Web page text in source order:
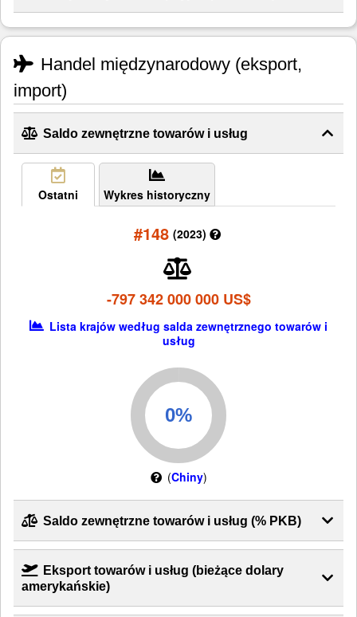
Handel międzynarodowy (eksport,
import)
Saldo zewnętrzne towarów i usług
Ostatni Wykres historyczny
#148 (2023)
-797 342 000 000 US$
Lista krajów według salda zewnętrznego towarów i
usług
(Chiny)
Saldo zewnętrzne towarów i usług (% PKB)
Eksport towarów i usług (bieżące dolary
amerykańskie)